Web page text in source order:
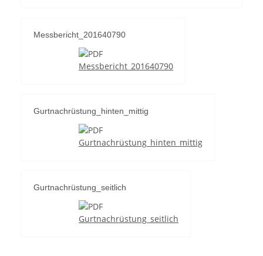
Messbericht_201640790
Messbericht_201640790
Gurtnachrüstung_hinten_mittig
Gurtnachrüstung_hinten_mittig
Gurtnachrüstung_seitlich
Gurtnachrüstung_seitlich